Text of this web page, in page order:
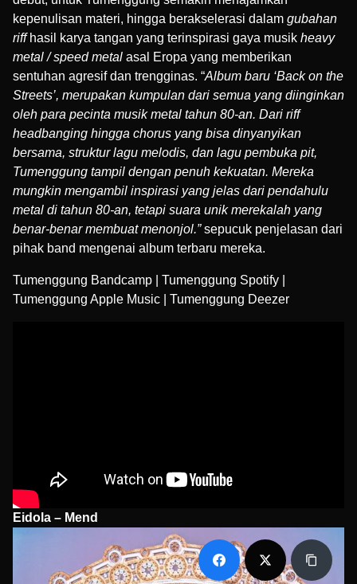
kepenulisan materi, hingga berakselerasi dalam gubahan
riff hasil karya tangan yang terinspirasi gaya musik heavy
metal / speed metal asal Eropa yang memberikan
sentuhan agresif dan trengginas. “Album baru ‘Back on the
Streets’, merupakan kumpulan dari semua yang diinginkan
oleh para pecinta musik metal tahun 80-an. Dari riff
headbanging hingga chorus yang bisa dinyanyikan
bersama, struktur lagu melodis, dan lagu pembuka pit,
Tumenggung tampil dengan penuh kekuatan. Mereka
mungkin mengambil inspirasi yang jelas dari pendahulu
metal di tahun 80-an, tetapi suara unik merekalah yang
benar-benar membuat menonjol.”sepucuk penjelasan dari
pihak band mengenai album terbaru mereka.
Tumenggung Bandcamp Tumenggung Spotify
Tumenggung Apple Music
Tumenggung Deezer
Eidola – Mend